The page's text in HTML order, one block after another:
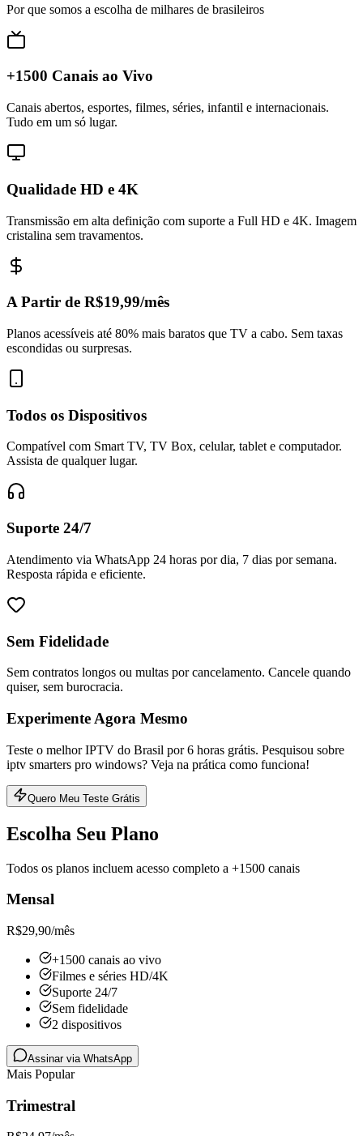
Por que somos a escolha de milhares de brasileiros
+1500 Canais ao Vivo
Canais abertos, esportes, filmes, séries, infantil e internacionais.
Tudo em um só lugar.
Qualidade HD e 4K
Transmissão em alta definição com suporte a Full HD e 4K. Imagem
cristalina sem travamentos.
A Partir de R$19,99/mês
Planos acessíveis até 80% mais baratos que TV a cabo. Sem taxas
escondidas ou surpresas.
Todos os Dispositivos
Compatível com Smart TV, TV Box, celular, tablet e computador.
Assista de qualquer lugar.
Suporte 24/7
Atendimento via WhatsApp 24 horas por dia, 7 dias por semana.
Resposta rápida e eficiente.
Sem Fidelidade
Sem contratos longos ou multas por cancelamento. Cancele quando
quiser, sem burocracia.
Experimente Agora Mesmo
Teste o melhor IPTV do Brasil por 6 horas grátis. Pesquisou sobre
iptv smarters pro windows? Veja na prática como funciona!
Quero Meu Teste Grátis
Escolha Seu Plano
Todos os planos incluem acesso completo a +1500 canais
Mensal
R$29,90/mês
+1500 canais ao vivo
Filmes e séries HD/4K
Suporte 24/7
Sem fidelidade
2 dispositivos
Assinar via WhatsApp
Mais Popular
Trimestral